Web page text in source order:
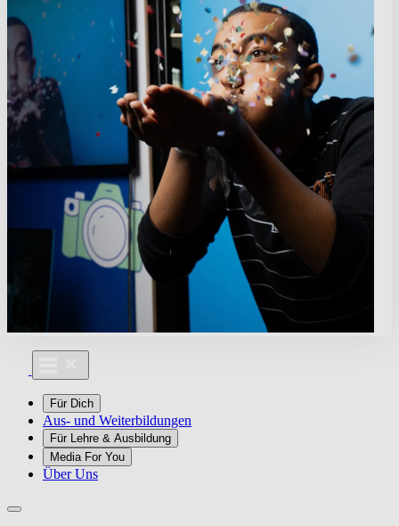
Für Dich
Aus- und Weiterbildungen
Für Lehre & Ausbildung
Media For You
Über Uns